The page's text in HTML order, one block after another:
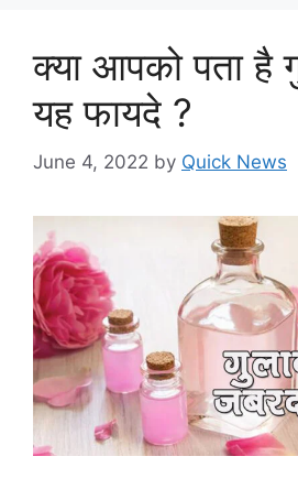
क्या आपको पता
यह फायदे ?
June 4, 2022 by Quick News